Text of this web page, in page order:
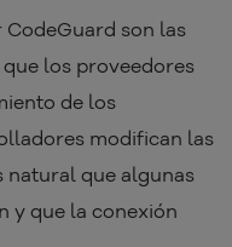
son las
los proveedores
de los
modifican las
natural que algunas
y que la conexión